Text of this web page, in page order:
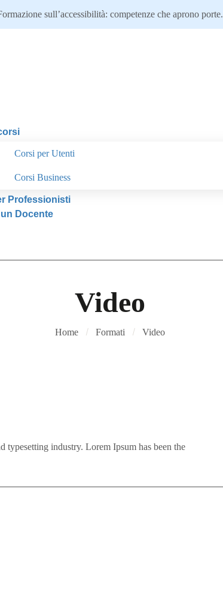
sull’accessibilità: competenze che aprono porte.
Corsi per Utenti
Corsi Business
Professionisti
Docente
Video
Home Formati Video
industry. Lorem Ipsum has been the